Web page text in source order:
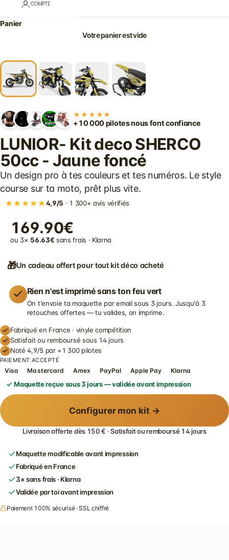
COMPTE
Panier
Votre panier est vide
★★★★★
+10 000 pilotes nous font confiance
LUNIOR- Kit deco SHERCO
50cc - Jaune foncé
Un design pro à tes couleurs et tes numéros. Le style
course sur ta moto, prêt plus vite.
★★★★★4,9/5 · 1 300+ avis vérifiés
169.90€
ou 3× 56.63€ sans frais · Klarna
🎁Un cadeau offert pour tout kit déco acheté
Rien n'est imprimé sans ton feu vert
On t'envoie ta maquette par email sous 3 jours. Jusqu'à 3
retouches offertes — tu valides, on imprime.
Fabriqué en France · vinyle compétition
Satisfait ou remboursé sous 14 jours
Noté 4,9/5 par +1 300 pilotes
PAIEMENT ACCEPTÉ
Visa Mastercard Amex PayPal Apple Pay Klarna
Maquette reçue sous 3 jours — validée avant impression
Configurer mon kit →
Livraison offerte dès 150 € · Satisfait ou remboursé 14 jours
Maquette modificable avant impression
Fabriqué en France
3× sans frais · Klarna
Validée par toi avant impression
Paiement 100% sécurisé · SSL chiffré